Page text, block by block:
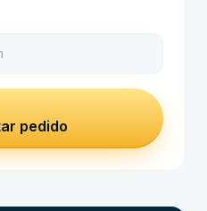
pedido
En línea